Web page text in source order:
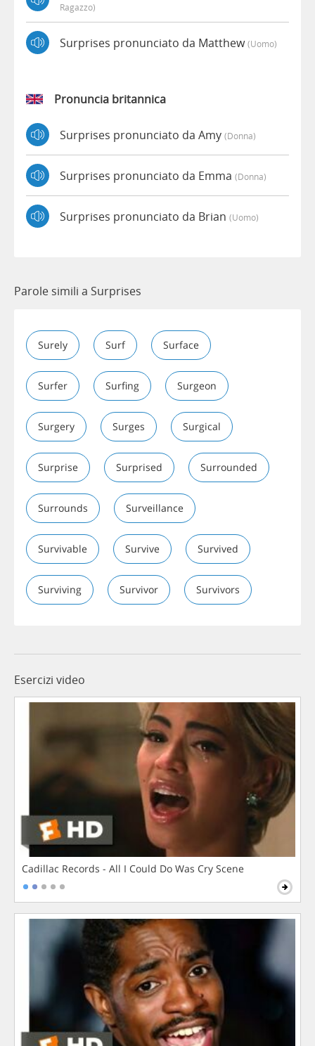
Ragazzo)
Surprises pronunciato da Matthew(uomo)
Pronuncia britannica
Surprises pronunciato da Amy (donna)
Surprises pronunciato da Emma (donna)
Surprises pronunciato da Brian (uomo)
Parole simili a Surprises
Surely Surf Surface
Surfer Surfing Surgeon
Surgery Surges Surgical
Surprise Surprised Surrounded
Surrounds Surveillance
Survivable Survive Survived
Surviving Survivor Survivors
Esercizi video
Cadillac Records - All I Could Do Was Cry Scene